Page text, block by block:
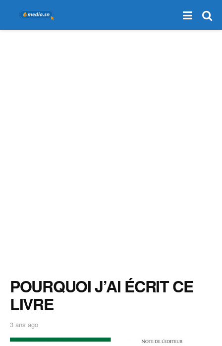
POURQUOI J’AI ÉCRIT CE
LIVRE
3 ans ago